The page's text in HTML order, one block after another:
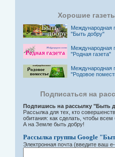
Хорошие
Международная
"Быть добру"
Международная
"Родная газета"
Международная
"Родовое
Подписаться на
Подпишись на рассылку "Быть
Рассылка для тех, кто
обитания: как сделать, чтобы
А на Земле быть добру!
Рассылка группы Google
Электронная почта (введите ваш